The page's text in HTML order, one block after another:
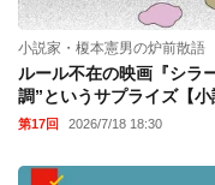
小説家・榎本憲男の炉前散語
ルール不在の映画『シラ
調”というサプライズ【小
第17回 2026/7/18 18:30